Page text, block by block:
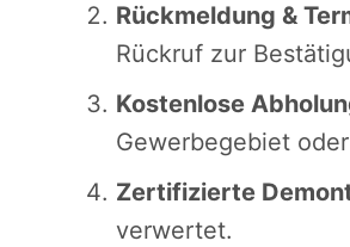
Rückmeldung &
Rückruf zur
Kostenlose
Gewerbegebiet
Zertifizierte
verwertet.